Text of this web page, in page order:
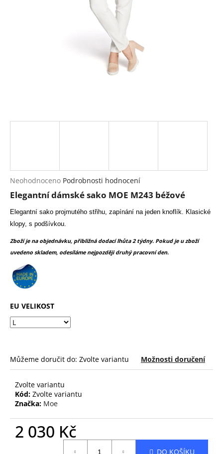
Průměrné
hodnocení
produktu
je
z
5
hvězdiček.
Neohodnoceno Podrobnosti hodnocení
Elegantní dámské sako MOE M243 béžové
Elegantní sako projmutého střihu, zapínání na jeden knoflík. Klasické
klopy, s podšívkou.
Zboží je na objednávku, přibližná dodací lhůta 2 týdny. Pokud je u zboží
uvedeno skladem, odesíláme nejpozději druhý pracovní den.
EU VELIKOST
Můžeme doručit do: Zvolte variantu Možnosti doručení
Zvolte variantu
Kód: Zvolte variantu
Značka: Moe
2 030 Kč
DO KOŠÍKU
o
p
o
u
č
u
j
e
m
e